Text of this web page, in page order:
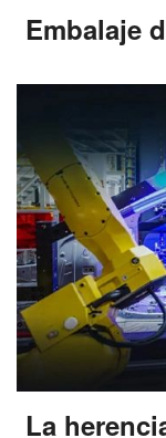
Embalaje
La